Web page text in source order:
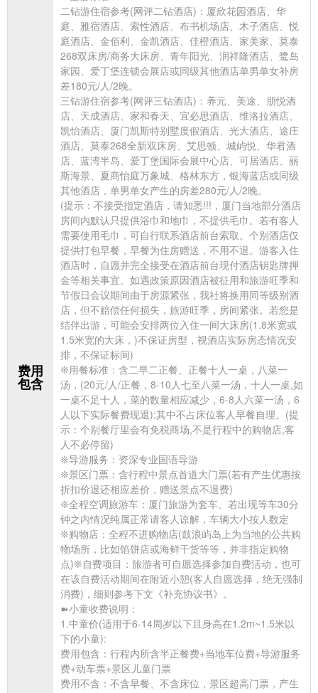
费用
包含
二钻游住宿参考(网评二钻酒店)：厦欣花园酒店、华
庭、雅宿酒店、索性酒店、布书机场店、木子酒店、悦
庭酒店、金佰利、金凯酒店、佳橙酒店、家美家、莫泰
268双床房/商务大床房、青年阳光、润祥隆酒店、鹭岛
家园、爱丁堡连锁会展店或同级其他酒店单男单女补房
差180元/人/2晚。
三钻游住宿参考(网评三钻酒店)：养元、美途、朋悦酒
店、天成酒店、家和春天、宜必思酒店、维洛拉酒店、
凯怡酒店、厦门凯斯特别墅度假酒店、光大酒店、途庄
酒店、莫泰268全新双床房、艾思顿、城屿悦、华君酒
店、蓝湾半岛、爱丁堡国际会展中心店、可居酒店、丽
斯海景、夏商怡庭万象城、格林东方，银海蓝店或同级
其他酒店，单男单女产生的房差280元/人/2晚。
(提示：不接受指定酒店，请知悉!!!，厦门当地部分酒店
房间内默认只提供浴巾和地巾，不提供毛巾。若有客人
需要使用毛巾，可自行联系酒店前台索取。个别酒店仅
提供打包早餐，早餐为住房赠送，不用不退。游客入住
酒店时，自愿并完全接受在酒店前台现付酒店钥匙牌押
金等相关事宜。如遇政策原因酒店被征用和旅游旺季和
节假日会议期间由于房源紧张，我社将换用同等级别酒
店，但不赔偿任何损失，旅游旺季，房间紧张。若您是
结伴出游，可能会安排两位入住一间大床房(1.8米宽或
1.5米宽的大床，)不保证房型，视酒店实际房态情况安
排，不保证标间)
❊用餐标准：含二早二正餐、正餐十人一桌，八菜一
汤，(20元/人/正餐，8-10人七至八菜一汤，十人一桌,如
一桌不足十人，菜的数量相应减少，6-8人六菜一汤，6
人以下实际餐费现退);其中不占床位客人早餐自理。(提
示：个别餐厅里会有免税商场,不是行程中的购物店,客
人不必停留)
❊导游服务：资深专业国语导游
❊景区门票：含行程中景点首道大门票(若有产生优惠按
折扣价退还相应差价，赠送景点不退费)
❊全程空调旅游车：厦门旅游为套车、若出现等车30分
钟之内情况纯属正常请客人谅解，车辆大小按人数定
❊购物店：全程不进购物店(鼓浪屿岛上为当地的公共购
物场所，比如馅饼店或海鲜干货等等，并非指定购物
点)❊自费项目：旅游者可自愿选择参加自费活动，也可
在该自费活动期间在附近小憩(客人自愿选择，绝无强制
消费)，细则参考下文《补充协议书》。
➽小童收费说明：
1.中童价(适用于6-14周岁以下且身高在1.2m~1.5米以
下的小童):
费用包含：行程内所含半正餐费+当地车位费+导游服务
费+动车票+景区儿童门票
费用不含：不含早餐、不含床位，景区超高门票，产生